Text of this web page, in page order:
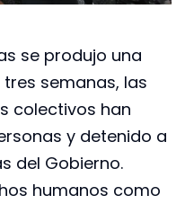
se produjo una
semanas, las
colectivos han
y detenido a
del Gobierno.
humanos como